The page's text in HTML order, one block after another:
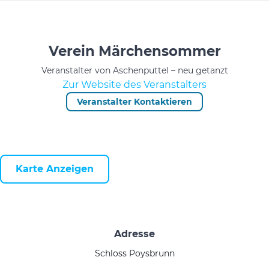
Verein Märchensommer
Veranstalter von Aschenputtel – neu getanzt
Zur Website des Veranstalters
Veranstalter Kontaktieren
Karte Anzeigen
Adresse
Schloss Poysbrunn